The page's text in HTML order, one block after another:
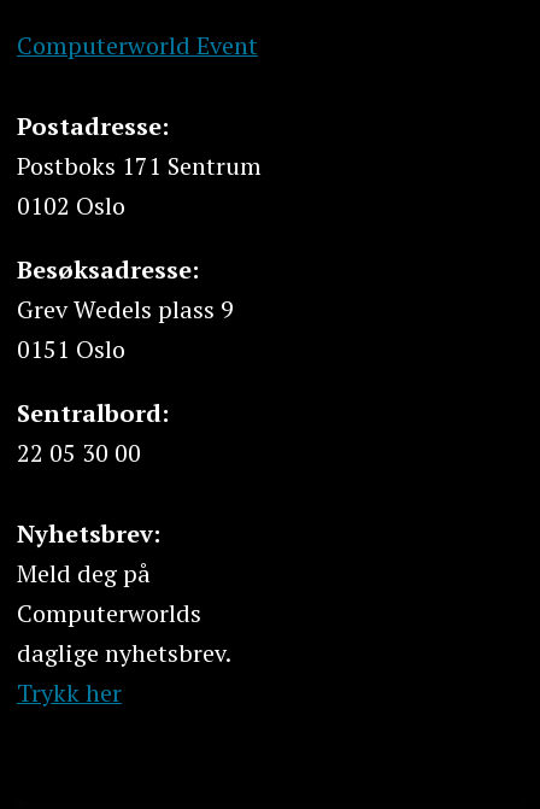
Computerworld Event
Postadresse:
Postboks 171 Sentrum
0102 Oslo
Besøksadresse:
Grev Wedels plass 9
0151 Oslo
Sentralbord:
22 05 30 00
Nyhetsbrev:
Meld deg på
Computerworlds
daglige nyhetsbrev.
Trykk her